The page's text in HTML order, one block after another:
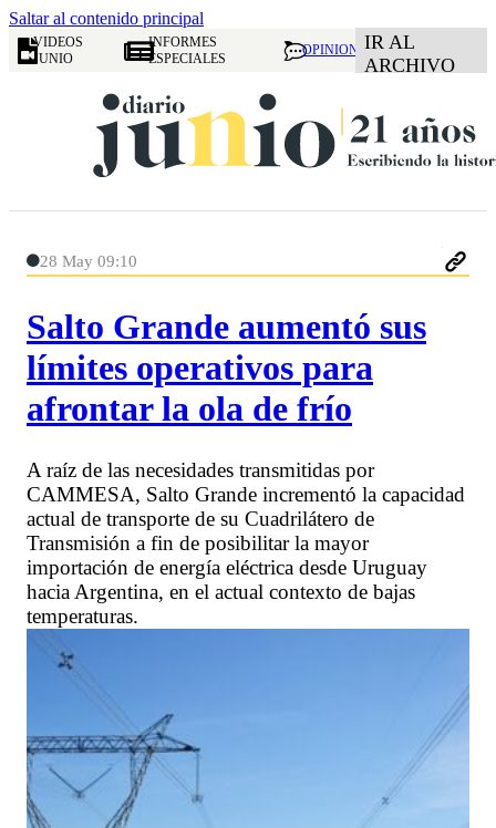
Saltar al contenido principal
VIDEOS
JUNIO
INFORMES
ESPECIALES
OPINION IR AL
ARCHIVO
28 May 09:10
Salto Grande aumentó sus
límites operativos para
afrontar la ola de frío
A raíz de las necesidades transmitidas por
CAMMESA, Salto Grande incrementó la capacidad
actual de transporte de su Cuadrilátero de
Transmisión a fin de posibilitar la mayor
importación de energía eléctrica desde Uruguay
hacia Argentina, en el actual contexto de bajas
temperaturas.